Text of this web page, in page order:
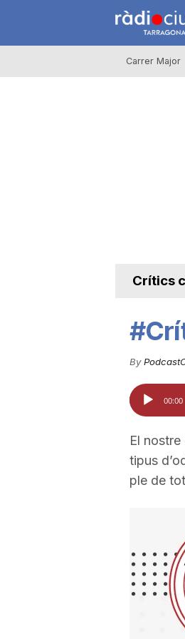
Carrer Major
Crítics
By
d'àudio
00:00
El
tipus
ple de